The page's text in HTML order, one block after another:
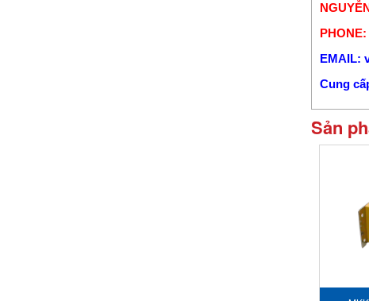
PHONE:
EMAIL:
Cung
Sản